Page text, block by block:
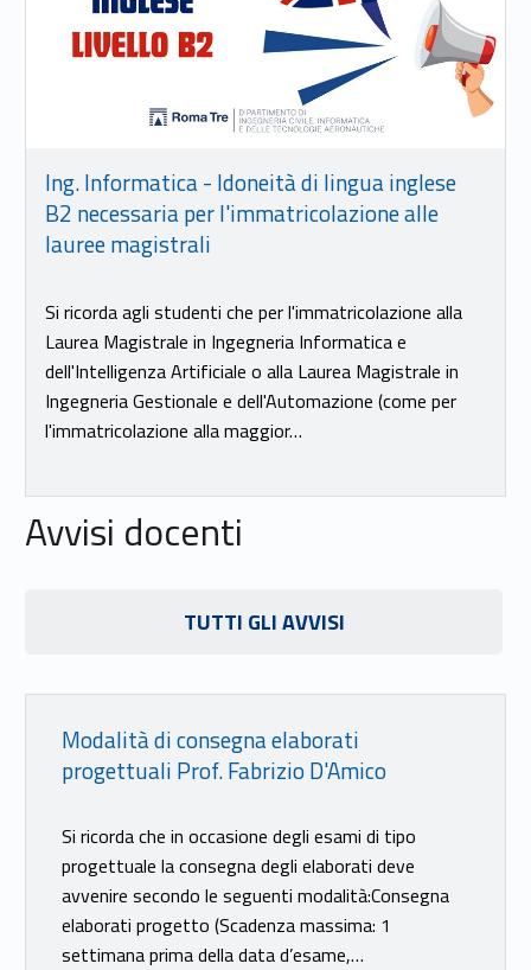
Ing. Informatica - Idoneità di lingua inglese
B2 necessaria per l'immatricolazione alle
lauree magistrali
Si ricorda agli studenti che per l'immatricolazione alla
Laurea Magistrale in Ingegneria Informatica e
dell'Intelligenza Artificiale o alla Laurea Magistrale in
Ingegneria Gestionale e dell'Automazione (come per
l'immatricolazione alla maggior…
Avvisi docenti
TUTTI GLI AVVISI
Link identifier #identifier__69873-25
Modalità di consegna elaborati
progettuali Prof. Fabrizio D'Amico
Si ricorda che in occasione degli esami di tipo
progettuale la consegna degli elaborati deve
avvenire secondo le seguenti modalità:Consegna
elaborati progetto (Scadenza massima: 1
settimana prima della data d’esame,…